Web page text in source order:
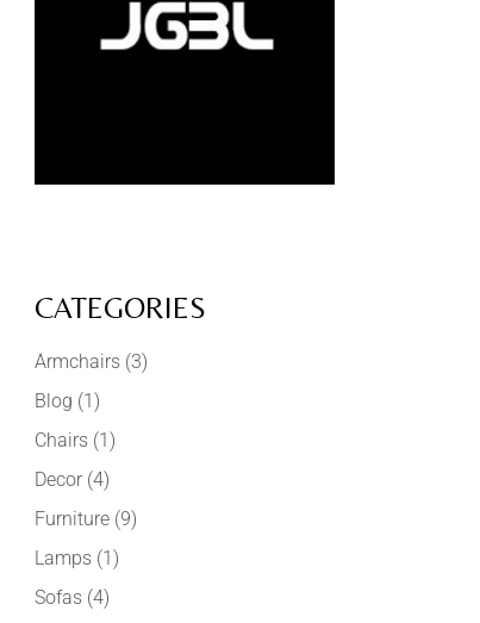
CATEGORIES
Armchairs(3)
Blog (1)
Chairs(1)
Decor(4)
Furniture(9)
Lamps(1)
Sofas(4)